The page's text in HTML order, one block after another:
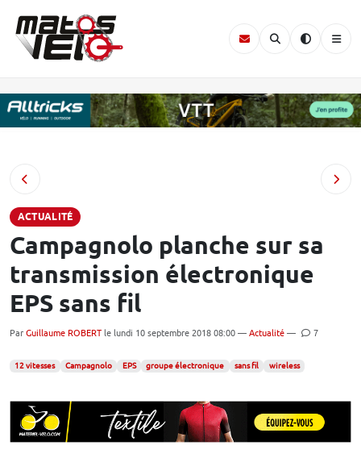
ACTUALITÉ
Campagnolo planche sur sa
transmission électronique
EPS sans fil
Par Guillaume ROBERT le lundi 10 septembre 2018 08:00 — Actualité — 7
12 vitesses Campagnolo EPS groupe électronique sans fil wireless